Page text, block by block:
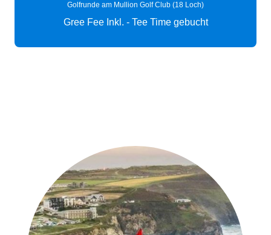
Golfrunde am Mullion Golf Club (18 Loch)
Gree Fee Inkl. - Tee Time gebucht